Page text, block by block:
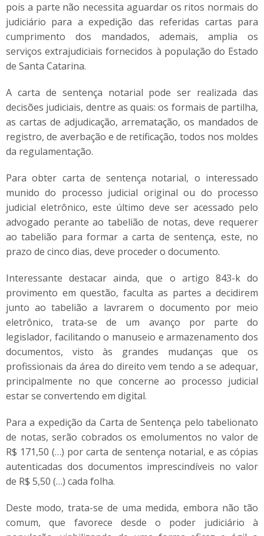
pois a parte não necessita aguardar os ritos normais do
judiciário para a expedição das referidas cartas para
cumprimento dos mandados, ademais, amplia os
serviços extrajudiciais fornecidos à população do Estado
de Santa Catarina.
A carta de sentença notarial pode ser realizada das
decisões judiciais, dentre as quais: os formais de partilha,
as cartas de adjudicação, arrematação, os mandados de
registro, de averbação e de retificação, todos nos moldes
da regulamentação.
Para obter carta de sentença notarial, o interessado
munido do processo judicial original ou do processo
judicial eletrônico, este último deve ser acessado pelo
advogado perante ao tabelião de notas, deve requerer
ao tabelião para formar a carta de sentença, este, no
prazo de cinco dias, deve proceder o documento.
Interessante destacar ainda, que o artigo 843-k do
provimento em questão, faculta as partes a decidirem
junto ao tabelião a lavrarem o documento por meio
eletrônico, trata-se de um avanço por parte do
legislador, facilitando o manuseio e armazenamento dos
documentos, visto às grandes mudanças que os
profissionais da área do direito vem tendo a se adequar,
principalmente no que concerne ao processo judicial
estar se convertendo em digital.
Para a expedição da Carta de Sentença pelo tabelionato
de notas, serão cobrados os emolumentos no valor de
R$ 171,50 (…) por carta de sentença notarial, e as cópias
autenticadas dos documentos imprescindíveis no valor
de R$ 5,50 (…) cada folha.
Deste modo, trata-se de uma medida, embora não tão
comum, que favorece desde o poder judiciário à